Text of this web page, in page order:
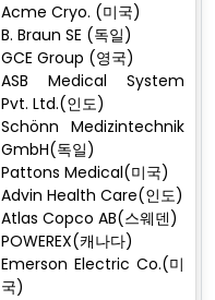
Acme Cryo. (미국)
B. Braun SE (독일)
GCE Group (영국)
ASB Medical System
Pvt. Ltd.(인도)
Schönn Medizintechnik
GmbH(독일)
Pattons Medical(미국)
Advin Health Care(인도)
Atlas Copco AB(스웨덴)
POWEREX(캐나다)
Emerson Electric Co.(미
국)